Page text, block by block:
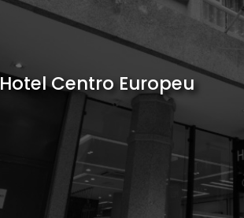
Hotel Centro Europeu